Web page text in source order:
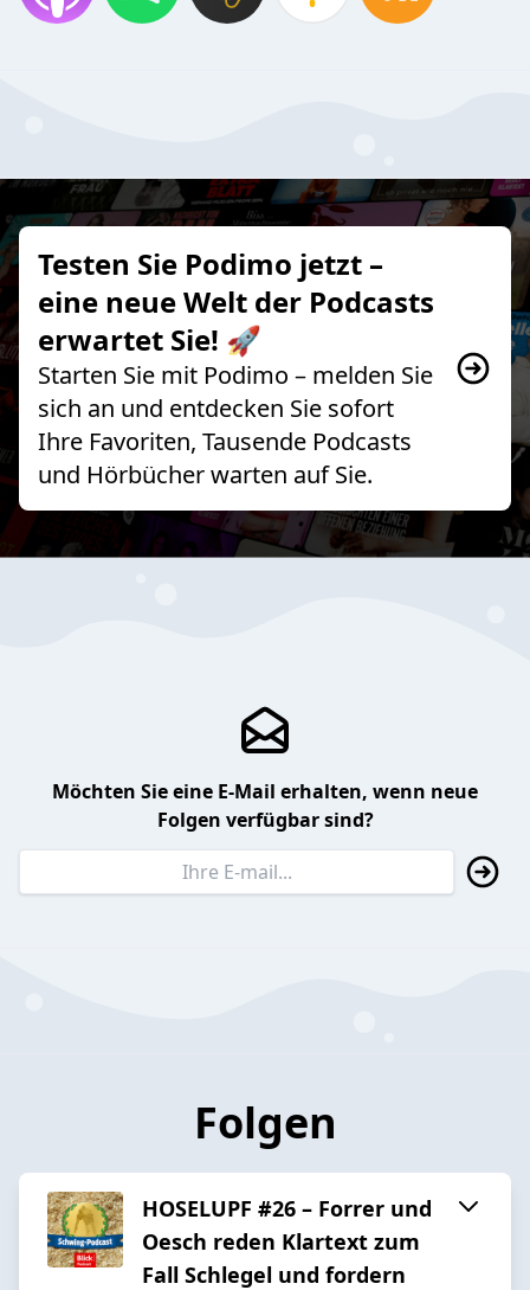
Testen Sie Podimo jetzt –
eine neue Welt der Podcasts
erwartet Sie! 🚀
Starten Sie mit Podimo – melden Sie
sich an und entdecken Sie sofort
Ihre Favoriten, Tausende Podcasts
und Hörbücher warten auf Sie.
Möchten Sie eine E-Mail erhalten, wenn neue
Folgen verfügbar sind?
Folgen
HOSELUPF #26 – Forrer und
Oesch reden Klartext zum
Fall Schlegel und fordern